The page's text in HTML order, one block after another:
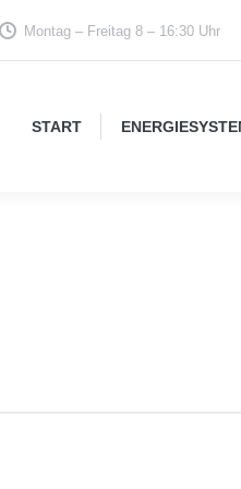
Montag – Freitag 8 – 16:30 Uhr
START